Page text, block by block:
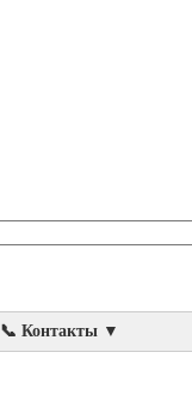
📞 Контакты ▼